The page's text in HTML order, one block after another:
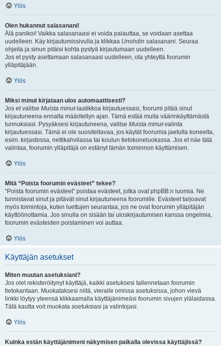
Ylös
Olen hukannut salasanani!
Älä panikoi! Vaikka salasanaasi ei voida palauttaa, se voidaan asettaa
uudelleen. Käy kirjautumissivulla ja klikkaa Unohdin salasanani. Seuraa
ohjeita ja sinun pitäisi kohta pystyä kirjautumaan uudelleen.
Jos et pysty asettamaan salasanaasi uudelleen, ota yhteyttä foorumin
ylläpitäjään.
Ylös
Miksi minut kirjataan ulos automaattisesti?
Jos et valitse Muista minut-laatikkoa kirjautuessasi, foorumi pitää sinut
kirjautuneena ennalta määritellyn ajan. Tämä estää muita väärinkäyttämästä
tunnuksiasi. Pysyäksesi kirjautuneena, valitse Muista minut-valinta
kirjautuessasi. Tämä ei ole suositeltavaa, jos käytät foorumia jaetulta koneelta,
esim. kirjastossa, nettikahvilassa tai koulun tietokoneluokassa. Jos et näe tätä
valintaa, foorumin ylläpitäjä on estänyt tämän toiminnon käyttämisen.
Ylös
Mitä “Poista foorumin evästeet” tekee?
“Poista foorumin evästeet” poistaa evästeet, jotka ovat phpBB:n luomia. Ne
tunnistavat sinut ja pitävät sinut kirjautuneena foorumille. Evästeet tarjoavat
myös toimintoja, kuten luettujen seurantaa, jos ne ovat foorumin ylläpitäjän
käyttöönottamia. Jos sinulla on sisään tai uloskirjautumisen kanssa ongelmia,
foorumin evästeiden poistaminen voi auttaa.
Ylös
Käyttäjän asetukset
Miten muutan asetuksiani?
Jos olet rekisteröitynyt käyttäjä, kaikki asetuksesi tallennetaan foorumin
tietokantaan. Muokataksesi niitä, vieraile omissa asetuksissa, johon vievä
linkki löytyy yleensä klikkaamalla käyttäjänimeäsi foorumin sivujen ylälaidassa.
Tätä kautta voit muokata asetuksiasi ja valintojasi.
Ylös
Kuinka estän käyttäjänimeni näkymisen paikalla olevissa käyttäjissä?